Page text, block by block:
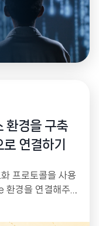
환경을 구축
연결하기
프로토콜을 사용
경을 연결해주